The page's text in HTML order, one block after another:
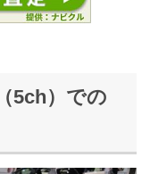
5ch）での